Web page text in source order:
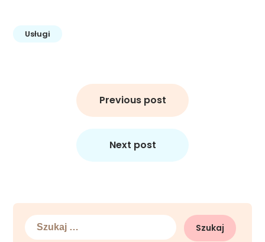
Usługi
Previous post
Next post
Szukaj: